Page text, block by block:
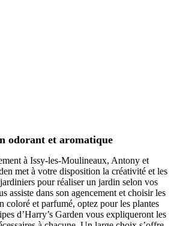
odorant et aromatique
à Issy-les-Moulineaux, Antony et
met à votre disposition la créativité et les
pour réaliser un jardin selon vos
assiste dans son agencement et choisir les
coloré et parfumé, optez pour les plantes
d’Harry’s Garden vous expliqueront les